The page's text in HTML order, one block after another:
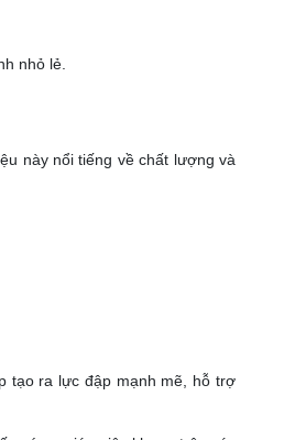
nhỏ lẻ.
này nổi tiếng về chất lượng và
tạo ra lực đập mạnh mẽ, hỗ trợ